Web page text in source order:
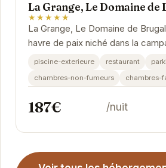
La Grange, Le Domaine de
★★★★★
La Grange, Le Domaine de
havre de paix niché dans la
périgourdine. Offrant un cadre
piscine-exterieure restaurant
chambres-non-fumeurs
chambres-
187€ /nuit